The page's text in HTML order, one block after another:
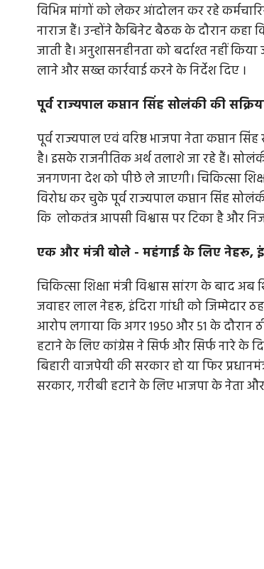
विभिन्न मांगों को लेकर आंदोलन कर रहे
नाराज हैं। उन्होंने कैबिनेट बैठक के दौरान कहा
जाती है। अनुशासनहीनता को बर्दाश्त नहीं
लाने और सख्त कार्रवाई करने के निर्देश दिए ।
पूर्व राज्यपाल कप्तान सिंह सोलंकी की
पूर्व राज्यपाल एवं वरिष्ठ भाजपा नेता कप्तान
है। इसके राजनीतिक अर्थ तलाशे जा रहे हैं।
जनगणना देश को पीछे ले जाएगी। चिकित्सा
विरोध कर चुके पूर्व राज्यपाल कप्तान सिंह
कि लोकतंत्र आपसी विश्वास पर टिका है और
एक और मंत्री बोले - महंगाई के लिए नेहरू,
चिकित्सा शिक्षा मंत्री विश्वास सांरग के बाद
जवाहर लाल नेहरू, इंदिरा गांधी को जिम्मेदार
आरोप लगाया कि अगर 1950 और 51 के दौरान
हटाने के लिए कांग्रेस ने सिर्फ और सिर्फ नारे
बिहारी वाजपेयी की सरकार हो या फिर
सरकार, गरीबी हटाने के लिए भाजपा के नेता